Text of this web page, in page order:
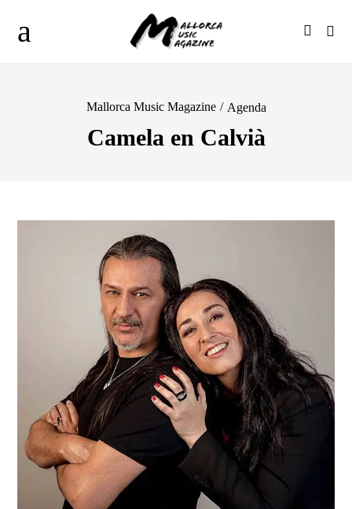
Mallorca Music Magazine / Agenda
Camela en Calvià